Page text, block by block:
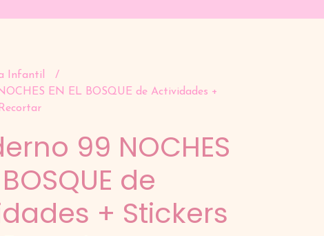
Infantil
EN EL BOSQUE de Actividades +
99 NOCHES
BOSQUE de
+ Stickers